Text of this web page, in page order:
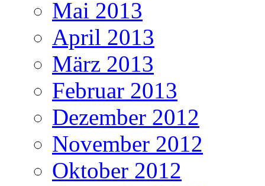
Mai 2013
April 2013
März 2013
Februar 2013
Dezember 2012
November 2012
Oktober 2012